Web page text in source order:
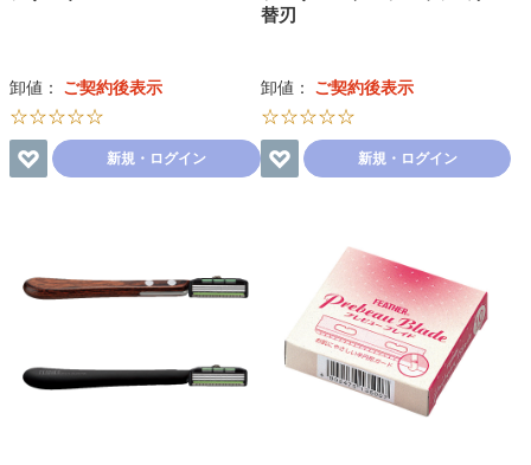
卸値： ご契約後表示
☆☆☆☆☆
新規・ログイン
替刃
卸値： ご契約後表示
☆☆☆☆☆
新規・ログイン